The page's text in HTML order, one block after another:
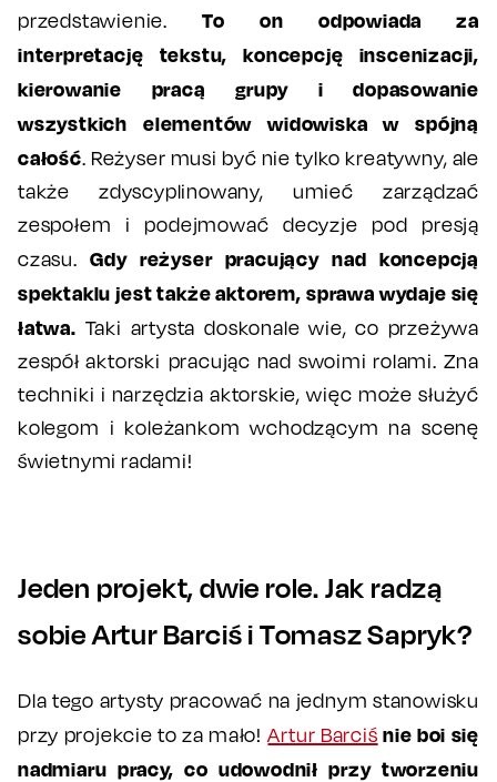
przedstawienie.To on odpowiada za
interpretację tekstu, koncepcję inscenizacji,
kierowanie pracą grupy i dopasowanie
wszystkich elementów widowiska w spójną
całość. Reżyser musi być nie tylko kreatywny, ale
także zdyscyplinowany, umieć zarządzać
zespołem i podejmować decyzje pod presją
czasu.Gdy reżyser pracujący nad koncepcją
spektaklu jest także aktorem, sprawa wydaje się
łatwa. Taki artysta doskonale wie, co przeżywa
zespół aktorski pracując nad swoimi rolami. Zna
techniki i narzędzia aktorskie, więc może służyć
kolegom i koleżankom wchodzącym na scenę
świetnymi radami!
Jeden projekt, dwie role. Jak radzą
sobie Artur Barciś i Tomasz Sapryk?
Dla tego artysty pracować na jednym stanowisku
przy projekcie to za mało!Artur Barciś nie boi się
nadmiaru pracy, co udowodnił przy tworzeniu